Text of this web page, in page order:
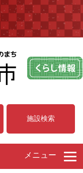
施設検索
メニュー